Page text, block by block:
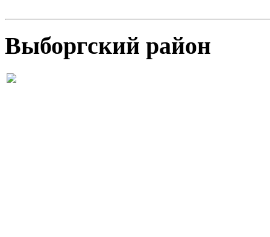
Выборгский район